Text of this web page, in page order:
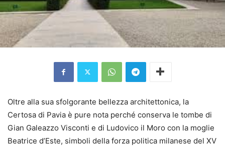
Oltre alla sua sfolgorante bellezza architettonica, la
Certosa di Pavia è pure nota perché conserva le tombe di
Gian Galeazzo Visconti e di Ludovico il Moro con la moglie
Beatrice d’Este, simboli della forza politica milanese del XV